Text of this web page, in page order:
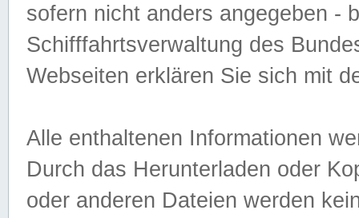
sofern nicht anders angegeben -
Schifffahrtsverwaltung des
Webseiten erklären Sie sich mit
Alle enthaltenen Informationen
Durch das Herunterladen oder
oder anderen Dateien werden